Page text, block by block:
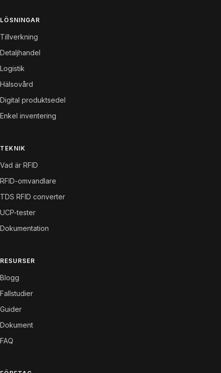
LÖSNINGAR
Tillverkning
Detaljhandel
Logistik
Hälsovård
Digital produktsedel
Enkel inventering
TEKNIK
Vad är RFID
RFID-omvandlare
TDS RFID converter
UCP-tester
Dokumentation
RESURSER
Blogg
Fallstudier
Guider
Dokument
FAQ